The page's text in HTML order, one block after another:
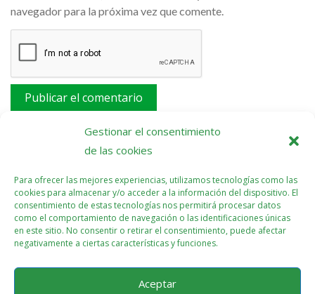
Gestionar el consentimiento
de las cookies
Para ofrecer las mejores experiencias, utilizamos tecnologías como las
cookies para almacenar y/o acceder a la información del dispositivo. El
consentimiento de estas tecnologías nos permitirá procesar datos
como el comportamiento de navegación o las identificaciones únicas
en este sitio. No consentir o retirar el consentimiento, puede afectar
negativamente a ciertas características y funciones.
Aceptar
navegador para la próxima vez que comente.
Este sitio usa Akismet para reducir el spam.Aprende
cómo se procesan los datos de tus comentarios.